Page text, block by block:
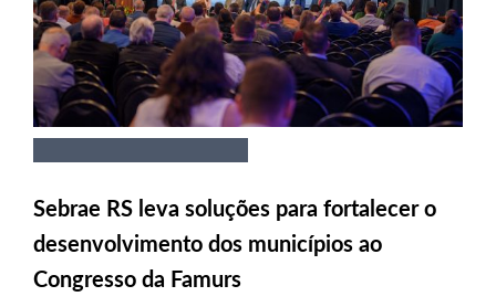
Sebrae RS leva soluções para fortalecer o
desenvolvimento dos municípios ao
Congresso da Famurs